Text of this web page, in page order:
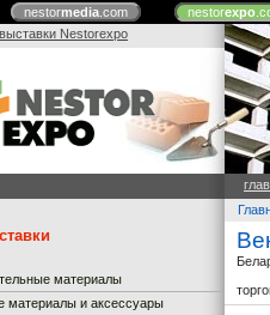
nestormedia.com nestorexpo
Nestorexpo
материалы
материалы и аксессуары